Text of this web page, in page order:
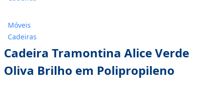
Móveis
Cadeiras
Cadeira Tramontina Alice Verde
Oliva Brilho em Polipropileno